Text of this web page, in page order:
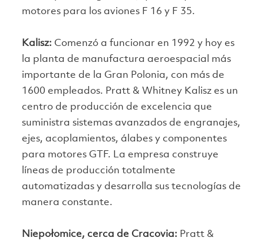
motores para los aviones F 16 y F 35.
Kalisz: Comenzó a funcionar en 1992 y hoy es
la planta de manufactura aeroespacial más
importante de la Gran Polonia, con más de
1600 empleados. Pratt & Whitney Kalisz es un
centro de producción de excelencia que
suministra sistemas avanzados de engranajes,
ejes, acoplamientos, álabes y componentes
para motores GTF. La empresa construye
líneas de producción totalmente
automatizadas y desarrolla sus tecnologías de
manera constante.
Niepołomice, cerca de Cracovia: Pratt &